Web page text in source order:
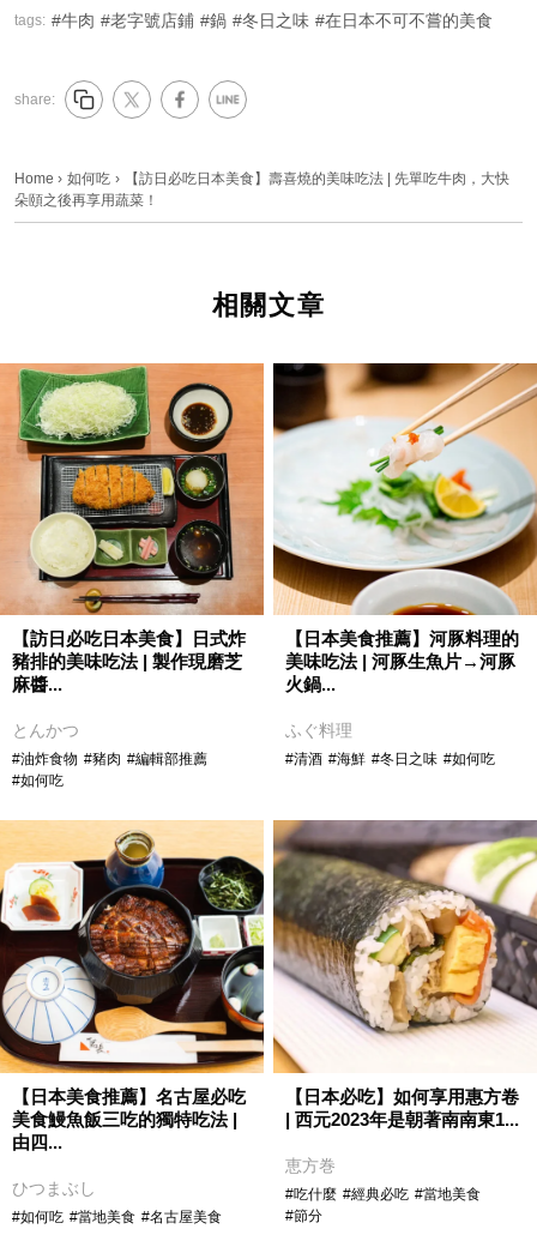
tags: 牛肉 老字號店鋪 鍋 冬日之味 在日本不可不嘗的美食
share:
Home › 如何吃 ›
【訪日必吃日本美食】壽喜燒的美味吃法 | 先單吃牛肉，大快
朵頤之後再享用蔬菜！
相關文章
【訪日必吃日本美食】日式炸
豬排的美味吃法 | 製作現磨芝
麻醬...
とんかつ
#油炸食物 #豬肉 #編輯部推薦
#如何吃
【日本美食推薦】河豚料理的
美味吃法 | 河豚生魚片→河豚
火鍋...
ふぐ料理
#清酒 #海鮮 #冬日之味 #如何吃
【日本美食推薦】名古屋必吃
美食鰻魚飯三吃的獨特吃法 |
由四...
ひつまぶし
#如何吃 #當地美食 #名古屋美食
【日本必吃】如何享用惠方卷
| 西元2023年是朝著南南東1...
恵方巻
#吃什麼 #經典必吃 #當地美食
#節分